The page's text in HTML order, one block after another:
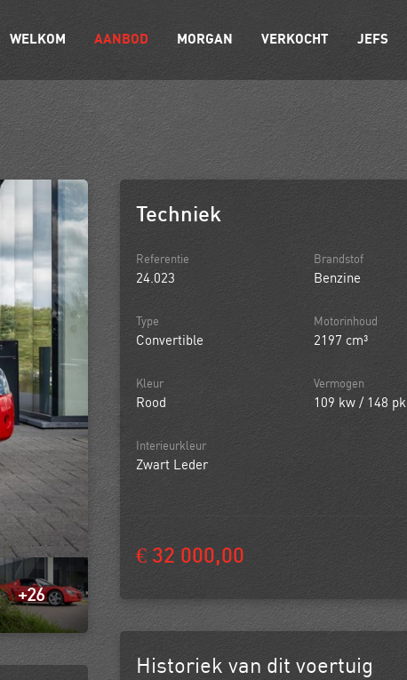
WELKOM AANBOD MORGAN VERKOCHT JEFS
+26
Techniek
Referentie
24.023
Type
Convertible
Kleur
Rood
Interieurkleur
Zwart Leder
Brandstof
Benzine
Motorinhoud
2197 cm³
Vermogen
109 kw / 148 pk
€ 32 000,00
Historiek van dit voertuig